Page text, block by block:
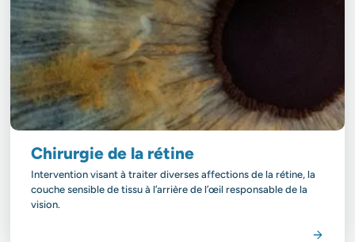
Chirurgie de la rétine
Intervention visant à traiter diverses affections de la rétine, la
couche sensible de tissu à l’arrière de l’œil responsable de la
vision.